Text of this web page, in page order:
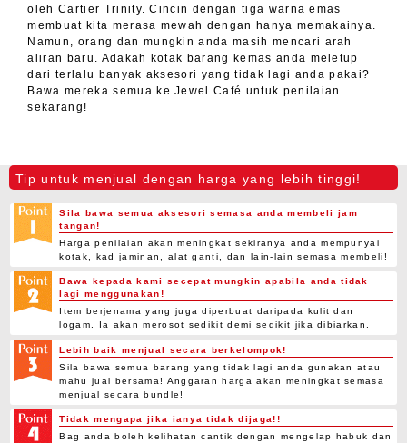
oleh Cartier Trinity. Cincin dengan tiga warna emas
membuat kita merasa mewah dengan hanya memakainya.
Namun, orang dan mungkin anda masih mencari arah
aliran baru. Adakah kotak barang kemas anda meletup
dari terlalu banyak aksesori yang tidak lagi anda pakai?
Bawa mereka semua ke Jewel Café untuk penilaian
sekarang!
Tip untuk menjual dengan harga yang lebih tinggi!
Sila bawa semua aksesori semasa anda membeli jam
tangan!
Harga penilaian akan meningkat sekiranya anda mempunyai
kotak, kad jaminan, alat ganti, dan lain-lain semasa membeli!
Bawa kepada kami secepat mungkin apabila anda tidak
lagi menggunakan!
Item berjenama yang juga diperbuat daripada kulit dan
logam. Ia akan merosot sedikit demi sedikit jika dibiarkan.
Lebih baik menjual secara berkelompok!
Sila bawa semua barang yang tidak lagi anda gunakan atau
mahu jual bersama! Anggaran harga akan meningkat semasa
menjual secara bundle!
Tidak mengapa jika ianya tidak dijaga!!
Bag anda boleh kelihatan cantik dengan mengelap habuk dan